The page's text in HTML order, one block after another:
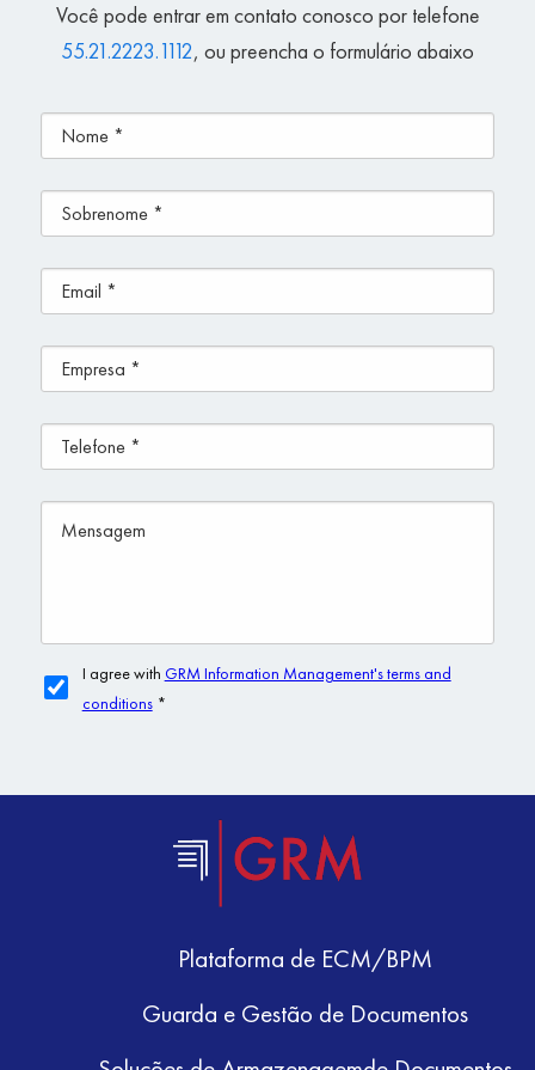
Você pode entrar em contato conosco por telefone
55.21.2223.1112, ou preencha o formulário abaixo
Plataforma de ECM/BPM
Guarda e Gestão de Documentos